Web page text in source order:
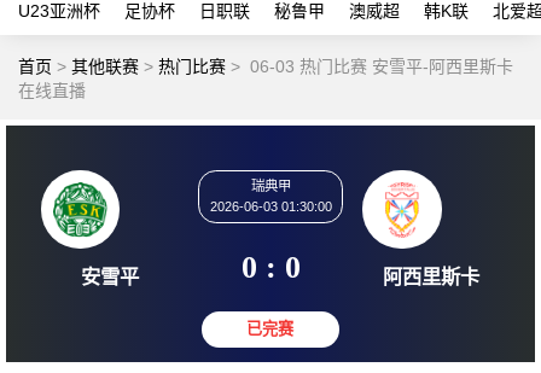
U23亚洲杯 足协杯 日职联 秘鲁甲 澳威超 韩K联 北爱
首页 > 其他联赛 > 热门比赛 > 06-03 热门比赛 安雪平-阿西里斯卡
在线直播
2026-06-03 01:30:00
0 : 0